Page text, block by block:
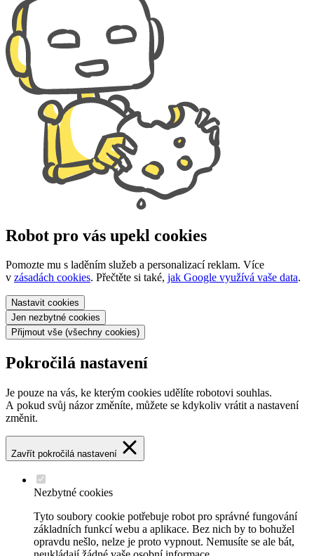
Robot pro vás upekl cookies
Pomozte mu s laděním služeb a personalizací reklam. Více
v zásadách cookies. Přečtěte si také, jak Google využívá vaše data.
Nastavit cookies
Jen nezbytné cookies
Přijmout vše (všechny cookies)
Pokročilá nastavení
Je pouze na vás, ke kterým cookies udělíte robotovi souhlas.
A pokud svůj názor změníte, můžete se kdykoliv vrátit a nastavení
změnit.
Zavřít pokročilá nastavení
Nezbytné cookies
Tyto soubory cookie potřebuje robot pro správné fungování
základních funkcí webu a aplikace. Bez nich by to bohužel
opravdu nešlo, nelze je proto vypnout. Nemusíte se ale bát,